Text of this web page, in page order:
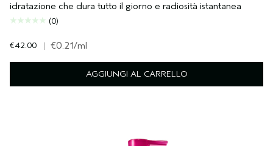
idratazione che dura tutto il giorno e radiosità istantanea
(0)
€42.00 | €0.21/ml
AGGIUNGI AL CARRELLO